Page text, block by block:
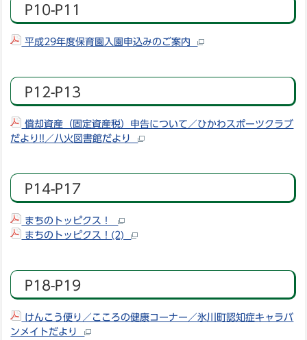
P10-P11
平成29年度保育園入園申込みのご案内
P12-P13
償却資産（固定資産税）申告について／ひかわスポーツクラブ
だより!!／八火図書館だより
P14-P17
まちのトッピクス！
まちのトッピクス！(2)
P18-P19
けんこう便り／こころの健康コーナー／氷川町認知症キャラバ
ンメイトだより